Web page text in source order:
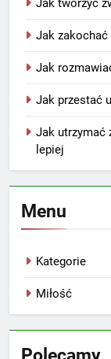
Jak zakochać
Jak
Jak przestać
Jak utrzymać
lepiej
Menu
Kategorie
Miłość